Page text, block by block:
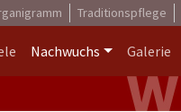
Traditionspflege
Nachwuchs Galerie